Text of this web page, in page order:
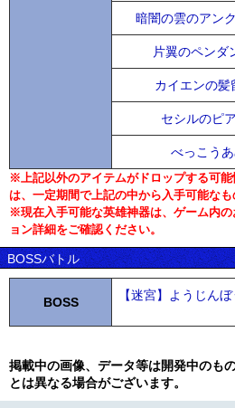
暗闇の雲のアン
片翼のペンダ
カイエンの髪
セシルのピ
べっこうあ
※上記以外のアイテムがドロップする可
は、一定期間で上記の中から入手可能なも
※現在入手可能な英雄神器は、ゲーム内
ョン詳細をご確認ください。
BOSSバトル
BOSS
【迷宮】ようじん
掲載中の画像、データ等は開発中のも
とは異なる場合がございます。